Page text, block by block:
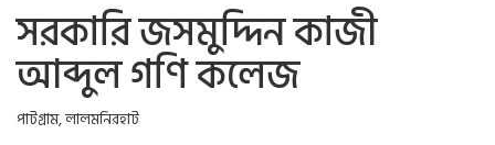
সরকারি জসমুদ্দিন কাজী
আব্দুল গণি কলেজ
পাটগ্রাম, লালমনিরহাট